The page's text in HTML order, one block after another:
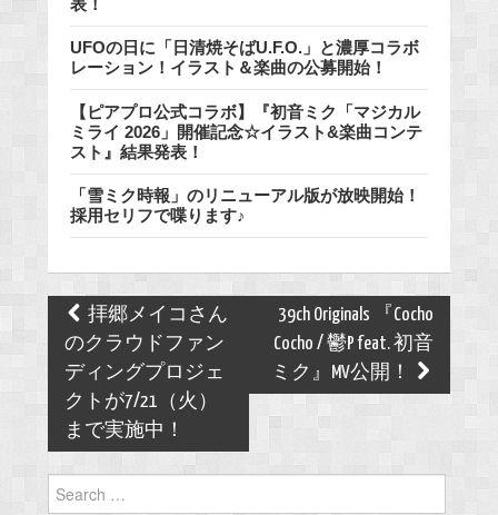
UFOの日に「日清焼そばU.F.O.」と濃厚コラボ
レーション！イラスト＆楽曲の公募開始！
【ピアプロ公式コラボ】『初音ミク「マジカル
ミライ 2026」開催記念☆イラスト&楽曲コンテ
スト』結果発表！
「雪ミク時報」のリニューアル版が放映開始！
採用セリフで喋ります♪
Post
navigation
拝郷メイコさん
のクラウドファン
ディングプロジェ
クトが7/21（火）
まで実施中！
39ch Originals 『Cocho
Cocho / 鬱P feat. 初音
ミク』MV公開！
for: